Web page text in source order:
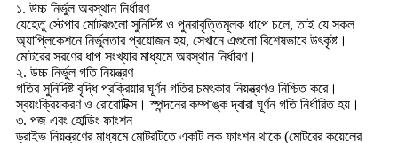
১. উচ্চ নির্ভুল অবস্থান নির্ধারণ
যেহেতু স্টেপার মোটরগুলো সুনির্দিষ্ট ও পুনরাবৃত্তিমূলক ধাপে চলে, তাই যে সকল
অ্যাপ্লিকেশনে নির্ভুলতার প্রয়োজন হয়, সেখানে এগুলো বিশেষভাবে উৎকৃষ্ট।
মোটরের সরণের ধাপ সংখ্যার মাধ্যমে অবস্থান নির্ধারণ।
২. উচ্চ নির্ভুল গতি নিয়ন্ত্রণ
গতির সুনির্দিষ্ট বৃদ্ধি প্রক্রিয়ার ঘূর্ণন গতির চমৎকার নিয়ন্ত্রণও নিশ্চিত করে।
স্বয়ংক্রিয়করণ ও রোবোটিক্স। স্পন্দনের কম্পাঙ্ক দ্বারা ঘূর্ণন গতি নির্ধারিত হয়।
৩. পজ এবং হোল্ডিং ফাংশন
ড্রাইভ নিয়ন্ত্রণের মাধ্যমে মোটরটিতে একটি লক ফাংশন থাকে (মোটরের কয়েলের